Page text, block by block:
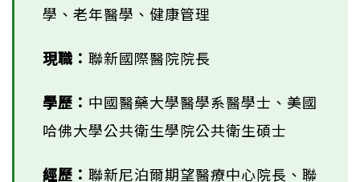
學、老年醫學、健康管理
現職： 聯新國際醫院院長
學歷： 中國醫藥大學醫學系醫學士、美國
哈佛大學公共衛生學院公共衛生碩士
經歷： 聯新尼泊爾期望醫療中心院長、聯